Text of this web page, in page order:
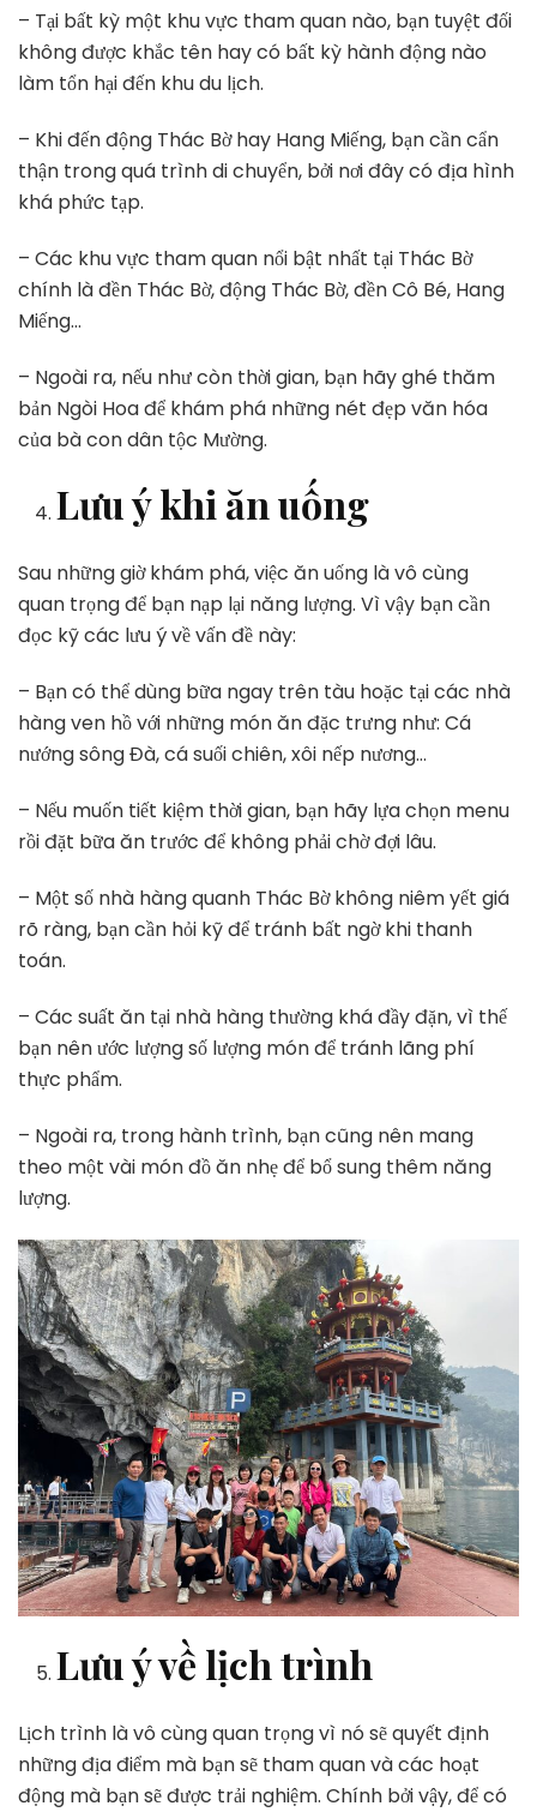
– Tại bất kỳ một khu vực tham quan nào, bạn tuyệt đối
không được khắc tên hay có bất kỳ hành động nào
làm tổn hại đến khu du lịch.
– Khi đến động Thác Bờ hay Hang Miếng, bạn cần cẩn
thận trong quá trình di chuyển, bởi nơi đây có địa hình
khá phức tạp.
– Các khu vực tham quan nổi bật nhất tại Thác Bờ
chính là đền Thác Bờ, động Thác Bờ, đền Cô Bé, Hang
Miếng…
– Ngoài ra, nếu như còn thời gian, bạn hãy ghé thăm
bản Ngòi Hoa để khám phá những nét đẹp văn hóa
của bà con dân tộc Mường.
Lưu ý khi ăn uống
Sau những giờ khám phá, việc ăn uống là vô cùng
quan trọng để bạn nạp lại năng lượng. Vì vậy bạn cần
đọc kỹ các lưu ý về vấn đề này:
– Bạn có thể dùng bữa ngay trên tàu hoặc tại các nhà
hàng ven hồ với những món ăn đặc trưng như: Cá
nướng sông Đà, cá suối chiên, xôi nếp nương…
– Nếu muốn tiết kiệm thời gian, bạn hãy lựa chọn menu
rồi đặt bữa ăn trước để không phải chờ đợi lâu.
– Một số nhà hàng quanh Thác Bờ không niêm yết giá
rõ ràng, bạn cần hỏi kỹ để tránh bất ngờ khi thanh
toán.
– Các suất ăn tại nhà hàng thường khá đầy đặn, vì thế
bạn nên ước lượng số lượng món để tránh lãng phí
thực phẩm.
– Ngoài ra, trong hành trình, bạn cũng nên mang
theo một vài món đồ ăn nhẹ để bổ sung thêm năng
lượng.
Lưu ý về lịch trình
Lịch trình là vô cùng quan trọng vì nó sẽ quyết định
những địa điểm mà bạn sẽ tham quan và các hoạt
động mà bạn sẽ được trải nghiệm. Chính bởi vậy, để có